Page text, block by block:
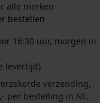
alle merken
bestellen
16:30 uur, morgen in
levertijd)
verzending,
per bestelling in NL.